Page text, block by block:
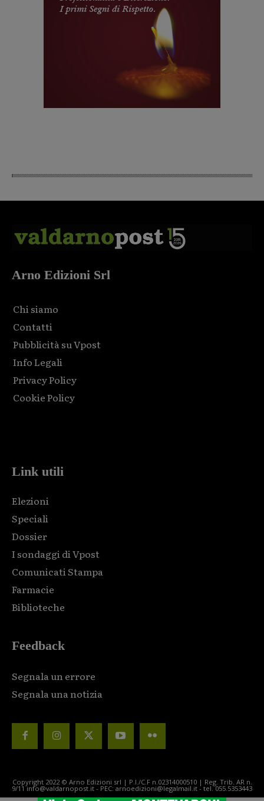
Arno Edizioni Srl
Chi siamo
Contatti
Pubblicità su Vpost
Info Legali
Privacy Policy
Cookie Policy
Link utili
Elezioni
Speciali
Dossier
I sondaggi di Vpost
Comunicati Stampa
Farmacie
Biblioteche
Feedback
Segnala un errore
Segnala una notizia
Copyright 2022 © Arno Edizioni srl | P.I./C.F n.02314000510 | Reg. Trib. AR n.
9/11 info@valdarnopost.it - PEC: arnoedizioni@legalmail.it - tel. 055.5353443